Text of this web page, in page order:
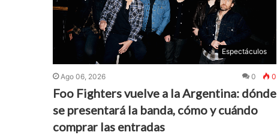
Espectáculos
Ago 06, 2026 0 0
Foo Fighters vuelve a la Argentina: dónde
se presentará la banda, cómo y cuándo
comprar las entradas